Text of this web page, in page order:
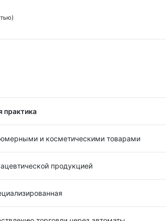
практика
и косметическими товарами
продукцией